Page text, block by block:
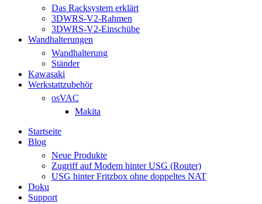
Das Racksystem erklärt
3DWRS-V2-Rahmen
3DWRS-V2-Einschübe
Wandhalterungen
Wandhalterung
Ständer
Kawasaki
Werkstattzubehör
osVAC
Makita
Startseite
Blog
Neue Produkte
Zugriff auf Modem hinter USG (Router)
USG hinter Fritzbox ohne doppeltes NAT
Doku
Support